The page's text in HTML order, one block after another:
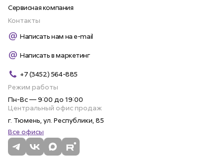
Сервисная компания
Контакты
Написать нам на e-mail
Написать в маркетинг
+7 (3452) 564-885
Режим работы
Пн-Вс — 9:00 до 19:00
Центральный офис продаж
г. Тюмень, ул. Республики, 85
Все офисы